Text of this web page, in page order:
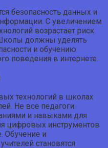
безопасность данных и
С увеличением
возрастает риск
должны уделять
и обучению
поведения в интернете.
технологий в школах
Не все педагоги
и навыками для
цифровых инструментов
Обучение и
становятся